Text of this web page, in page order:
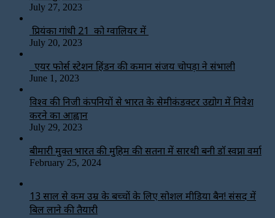
July 27, 2023
प्रियंका गांधी 21 को ग्वालियर में
July 20, 2023
एयर फोर्स स्टेशन हिंडन की कमान संजय चोपड़ा ने संभाली
June 1, 2023
विश्‍व की निजी कंपनियों से भारत के सेमीकंडक्टर उद्योग में निवेश
करने का आह्वान
July 29, 2023
बीमारी मुक्त भारत की मुहिम की सतना में सारथी बनी डाॅ स्वप्ना वर्मा
February 25, 2024
13 साल से कम उम्र के बच्चों के लिए सोशल मीडिया बैन! संसद में
बिल लाने की तैयारी